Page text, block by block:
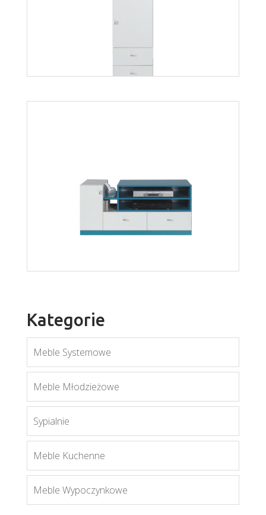
Mobi MO8
Więcej
Mobi MO12
Kategorie
Meble Systemowe
Meble Młodzieżowe
Sypialnie
Meble Kuchenne
Meble Wypoczynkowe